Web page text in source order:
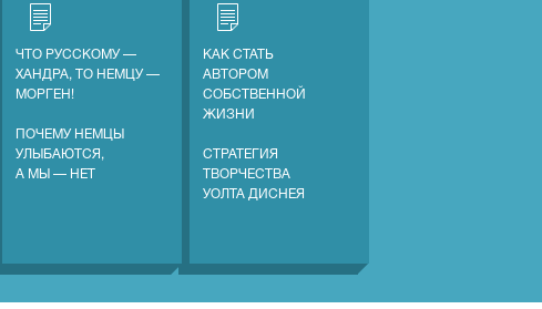
ЧТО РУССКОМУ —
ХАНДРА, ТО НЕМЦУ —
МОРГЕН!
ПОЧЕМУ НЕМЦЫ
УЛЫБАЮТСЯ,
А МЫ — НЕТ
КАК СТАТЬ
АВТОРОМ
СОБСТВЕННОЙ
ЖИЗНИ
СТРАТЕГИЯ
ТВОРЧЕСТВА
УОЛТА ДИСНЕЯ